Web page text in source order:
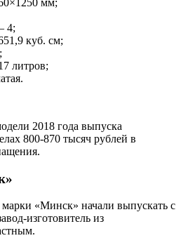
мм;
4;
куб. см;
литров;
2018 года выпуска
800-870 тысяч рублей в
«Минск» начали выпускать с
изготовитель из